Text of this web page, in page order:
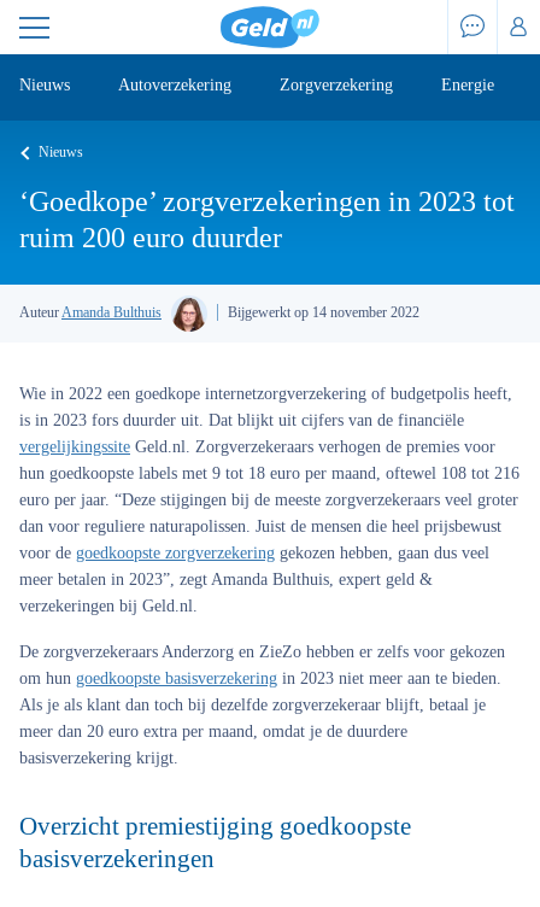
Nieuws Autoverzekering Zorgverzekering Energie
Nieuws
‘Goedkope’ zorgverzekeringen in 2023 tot
ruim 200 euro duurder
Auteur Amanda Bulthuis Bijgewerkt op 14 november 2022
Wie in 2022 een goedkope internetzorgverzekering of budgetpolis heeft,
is in 2023 fors duurder uit. Dat blijkt uit cijfers van de financiële
vergelijkingssite Geld.nl. Zorgverzekeraars verhogen de premies voor
hun goedkoopste labels met 9 tot 18 euro per maand, oftewel 108 tot 216
euro per jaar. “Deze stijgingen bij de meeste zorgverzekeraars veel groter
dan voor reguliere naturapolissen. Juist de mensen die heel prijsbewust
voor de goedkoopste zorgverzekering gekozen hebben, gaan dus veel
meer betalen in 2023”, zegt Amanda Bulthuis, expert geld &
verzekeringen bij Geld.nl.
De zorgverzekeraars Anderzorg en ZieZo hebben er zelfs voor gekozen
om hun goedkoopste basisverzekering in 2023 niet meer aan te bieden.
Als je als klant dan toch bij dezelfde zorgverzekeraar blijft, betaal je
meer dan 20 euro extra per maand, omdat je de duurdere
basisverzekering krijgt.
Overzicht premiestijging goedkoopste
basisverzekeringen